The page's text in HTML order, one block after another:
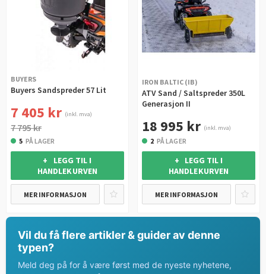
BUYERS
Buyers Sandspreder 57 Lit
7 405 kr (inkl. mva)
7 795 kr
5 PÅ LAGER
+ LEGG TIL I
HANDLEKURVEN
MER INFORMASJON
IRON BALTIC (IB)
ATV Sand / Saltspreder 350L
Generasjon II
18 995 kr (inkl. mva)
2 PÅ LAGER
+ LEGG TIL I
HANDLEKURVEN
MER INFORMASJON
Vil du få flere artikler & guider av denne
typen?
Meld deg på for å være først med de nyeste nyhetene,